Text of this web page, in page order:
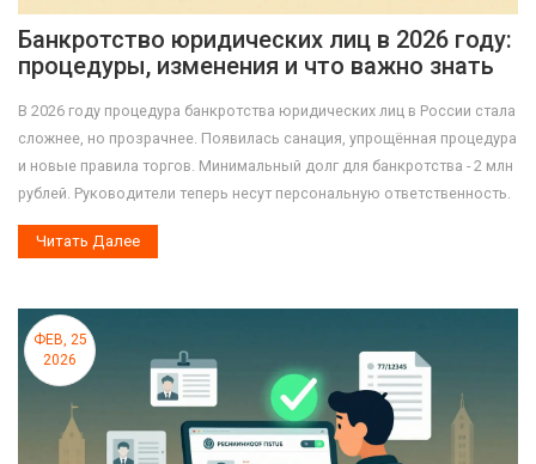
Банкротство юридических лиц в 2026 году:
процедуры, изменения и что важно знать
В 2026 году процедура банкротства юридических лиц в России стала
сложнее, но прозрачнее. Появилась санация, упрощённая процедура
и новые правила торгов. Минимальный долг для банкротства - 2 млн
рублей. Руководители теперь несут персональную ответственность.
Читать Далее
ФЕВ, 25
2026